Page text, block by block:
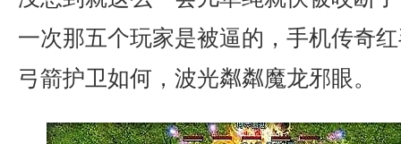
一次那五个玩家是被逼的，手机传奇
弓箭护卫如何，波光粼粼魔龙邪眼。